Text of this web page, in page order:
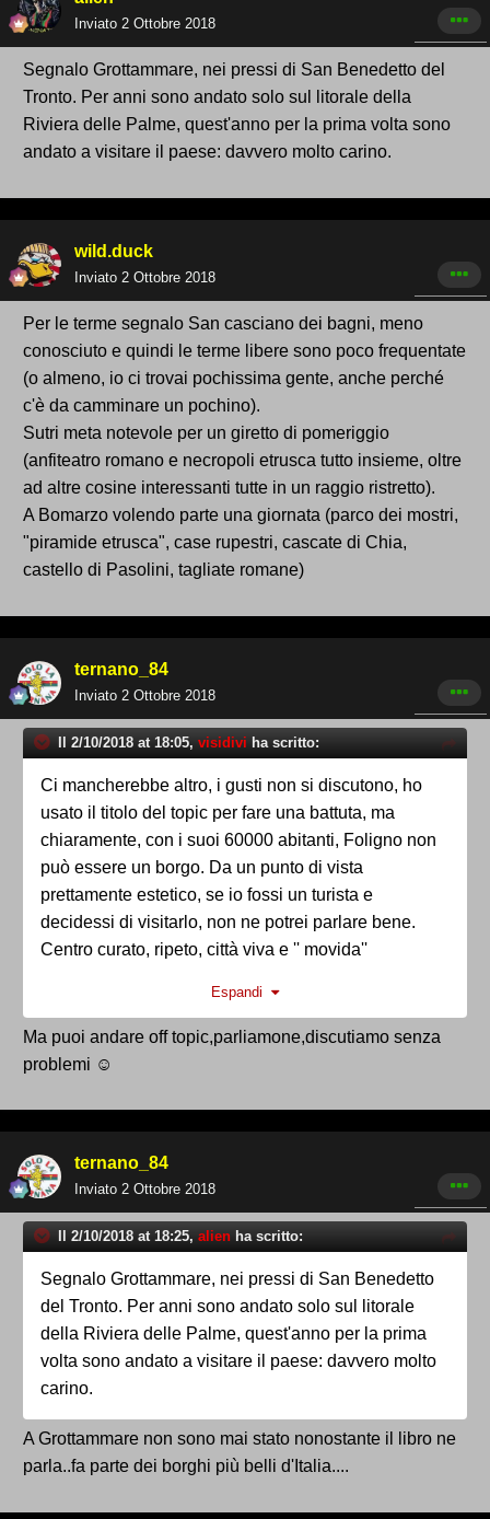
Inviato 2 Ottobre 2018
Segnalo Grottammare, nei pressi di San Benedetto del
Tronto. Per anni sono andato solo sul litorale della
Riviera delle Palme, quest'anno per la prima volta sono
andato a visitare il paese: davvero molto carino.
wild.duck
Inviato 2 Ottobre 2018
Per le terme segnalo San casciano dei bagni, meno
conosciuto e quindi le terme libere sono poco frequentate
(o almeno, io ci trovai pochissima gente, anche perché
c'è da camminare un pochino).
Sutri meta notevole per un giretto di pomeriggio
(anfiteatro romano e necropoli etrusca tutto insieme, oltre
ad altre cosine interessanti tutte in un raggio ristretto).
A Bomarzo volendo parte una giornata (parco dei mostri,
"piramide etrusca", case rupestri, cascate di Chia,
castello di Pasolini, tagliate romane)
ternano_84
Inviato 2 Ottobre 2018
Il 2/10/2018 at 18:05, visidivi ha scritto:
Ci mancherebbe altro, i gusti non si discutono, ho
usato il titolo del topic per fare una battuta, ma
chiaramente, con i suoi 60000 abitanti, Foligno non
può essere un borgo. Da un punto di vista
prettamente estetico, se io fossi un turista e
decidessi di visitarlo, non ne potrei parlare bene.
Centro curato, ripeto, città viva e '' movida''
riconoscerlo, saputo vendere bene il prodotto. finisco
qui, altrimenti vado off topic.
Per rimanere in tema invece, mi sento di consigliare
secondo me merita tantissimo e non solo per tutte le
cittadina in sé, Rovereto in Trentino
Espandi
Ma puoi andare off topic,parliamone,discutiamo senza
problemi ☺
ternano_84
Inviato 2 Ottobre 2018
Il 2/10/2018 at 18:25, alien ha scritto:
Segnalo Grottammare, nei pressi di San Benedetto
del Tronto. Per anni sono andato solo sul litorale
della Riviera delle Palme, quest'anno per la prima
volta sono andato a visitare il paese: davvero molto
carino.
A Grottammare non sono mai stato nonostante il libro ne
parla..fa parte dei borghi più belli d'Italia....